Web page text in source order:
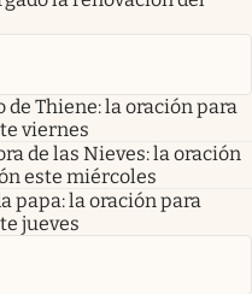
de Thiene: la oración para
viernes
de las Nieves: la oración
este miércoles
papa: la oración para
jueves